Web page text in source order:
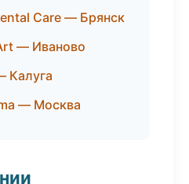
Care — Брянск
— Иваново
Калуга
— Москва